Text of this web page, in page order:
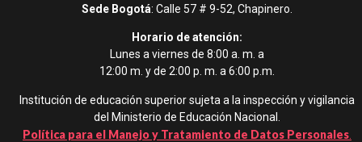
Sede Bogotá: Calle 57 # 9-52, Chapinero.
Horario de atención:
Lunes a viernes de 8:00 a. m. a
12:00 m. y de 2:00 p. m. a 6:00 p.m.
Institución de educación superior sujeta a la inspección y vigilancia
del Ministerio de Educación Nacional.
Política para el Manejo y Tratamiento de Datos Personales